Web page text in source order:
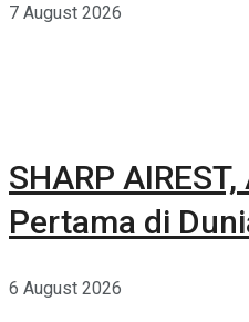
7 August 2026
SHARP
Pertama di
6 August 2026